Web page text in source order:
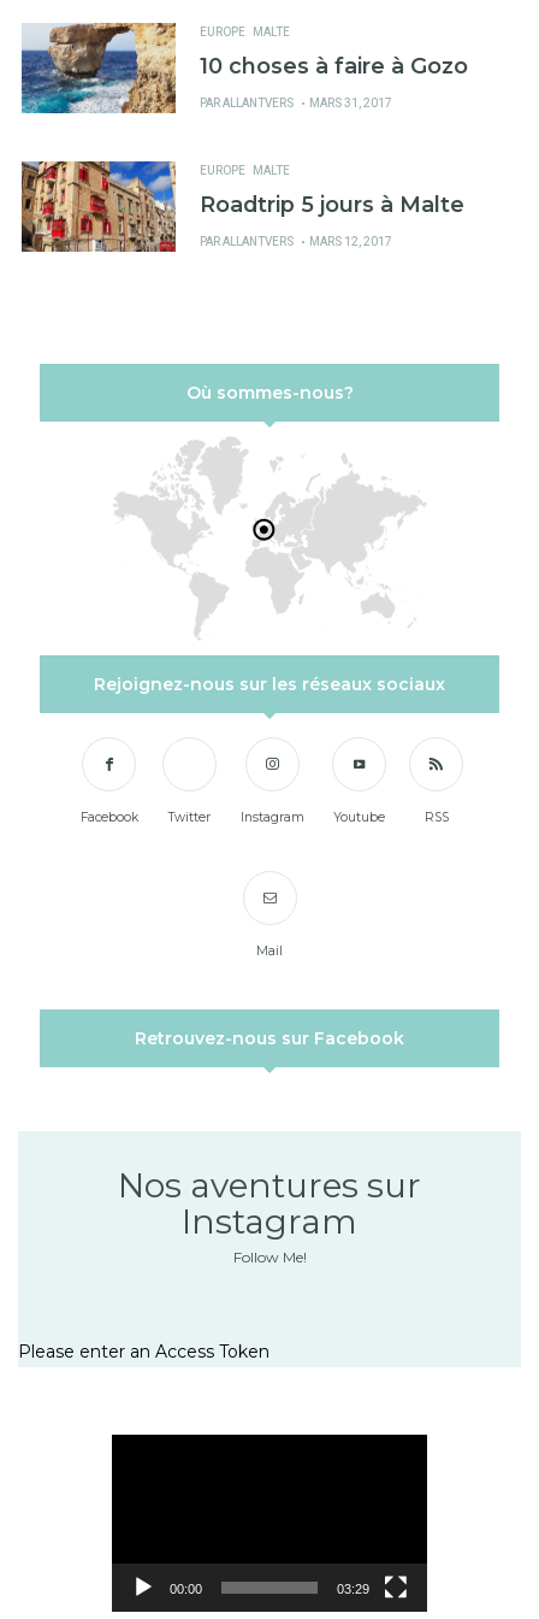
EUROPE MALTE
10 choses à faire à Gozo
PARALLANTVERS
PUBLIÉ
MARS 31, 2017
EUROPE MALTE
Roadtrip 5 jours à Malte
PARALLANTVERS
PUBLIÉ
MARS 12, 2017
Où sommes-nous?
Rejoignez-nous sur les réseaux sociaux
Facebook Twitter Instagram Youtube RSS
Mail
Retrouvez-nous sur Facebook
Nos aventures sur
Instagram
Follow Me!
Please enter an Access Token
00:00 03:29